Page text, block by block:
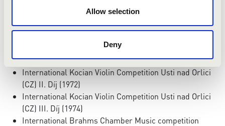
Allow selection
Deny
ARTISJUS –Díj (1984)
ARTISJUS –DÍj (1985)
Országos Zeneiskolai Hegedűverseny I. Díj és
a verseny Nagydíja (Szeged 1972)
International Kocian Violin Competition Usti nad Orlici
(CZ) II. Díj (1972)
International Kocian Violin Competition Usti nad Orlici
(CZ) III. Díj (1974)
International Brahms Chamber Music competition